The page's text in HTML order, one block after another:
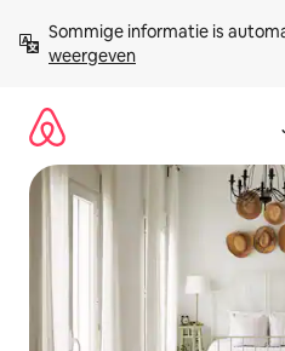
direct
naar
Sommige informatie is
weergeven